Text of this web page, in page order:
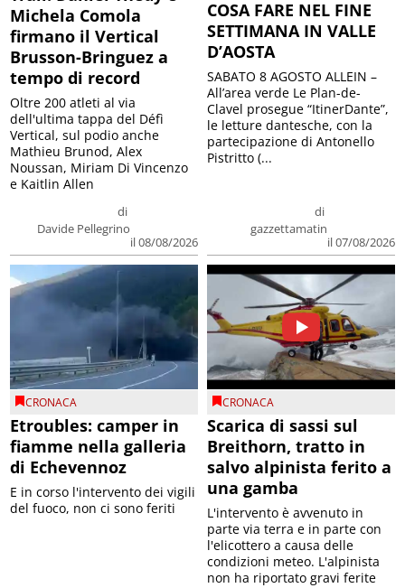
Michela Comola
firmano il Vertical
Brusson-Bringuez a
tempo di record
di
Davide Pellegrino
il 08/08/2026
Oltre 200 atleti al via
dell'ultima tappa del Défì
Vertical, sul podio anche
Mathieu Brunod, Alex
Noussan, Miriam Di Vincenzo
e Kaitlin Allen
COSA FARE NEL FINE
SETTIMANA IN VALLE
D’AOSTA
di
gazzettamatin
il 07/08/2026
SABATO 8 AGOSTO ALLEIN –
All’area verde Le Plan-de-
Clavel prosegue “ItinerDante”,
le letture dantesche, con la
partecipazione di Antonello
Pistritto (...
CRONACA
Etroubles: camper in
fiamme nella galleria
di Echevennoz
E in corso l'intervento dei vigili
del fuoco, non ci sono feriti
CRONACA
Scarica di sassi sul
Breithorn, tratto in
salvo alpinista ferito a
una gamba
L'intervento è avvenuto in
parte via terra e in parte con
l'elicottero a causa delle
condizioni meteo. L'alpinista
non ha riportato gravi ferite